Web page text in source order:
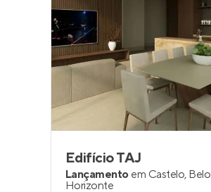
Edifício TAJ
Lançamento em Castelo, Belo
Horizonte